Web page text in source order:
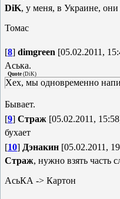
DiK, у меня, в Украине,
Томас
[8] dimgreen [05.02.2011,
Аська.
Quote (DiK)
Хех, мы одновременно
Бывает.
[9] Страж [05.02.2011,
бухает
[10] Дэнакин [05.02.2011,
Страж, нужно взять часть
АсьКА -> Картон